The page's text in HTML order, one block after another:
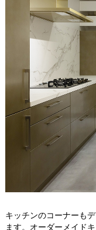
キッチンのコーナーも
ます。オーダーメイド